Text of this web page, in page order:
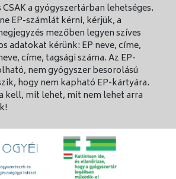
a gyógyszertárban lehetséges.
EP-számlát kérni, kérjük, a
mezőben legyen szíves
adatokat kérünk: EP neve, címe,
címe, tagsági száma. Az EP-
nem gyógyszer besorolású
hogy nem kapható EP-kártyára.
kell, mit lehet, mit nem lehet arra